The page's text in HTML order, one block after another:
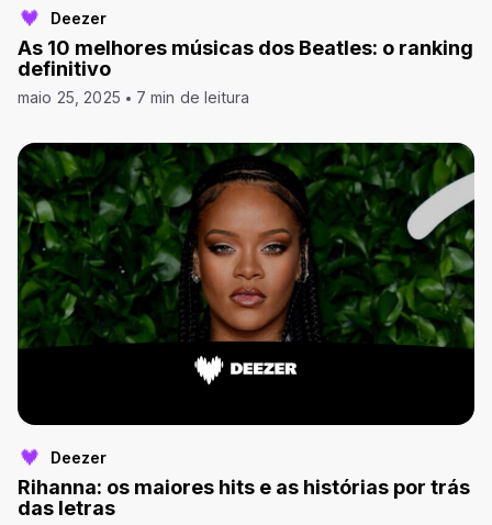
Deezer
As 10 melhores músicas dos Beatles: o ranking
definitivo
maio 25, 2025 7 min de leitura
Deezer
Rihanna: os maiores hits e as histórias por trás
das letras